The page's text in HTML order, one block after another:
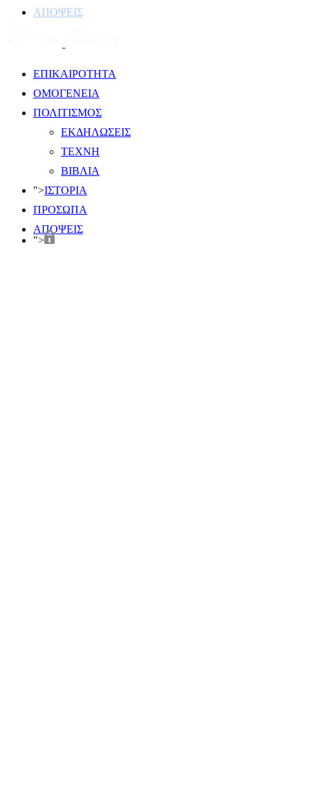
ΑΠΟΨΕΙΣ
ΕΠΙΚΑΙΡΟΤΗΤΑ
ΟΜΟΓΕΝΕΙΑ
ΠΟΛΙΤΙΣΜΟΣ
ΕΚΔΗΛΩΣΕΙΣ
ΤΕΧΝΗ
ΒΙΒΛΙΑ
">ΙΣΤΟΡΙΑ
ΠΡΟΣΩΠΑ
ΑΠΟΨΕΙΣ
">